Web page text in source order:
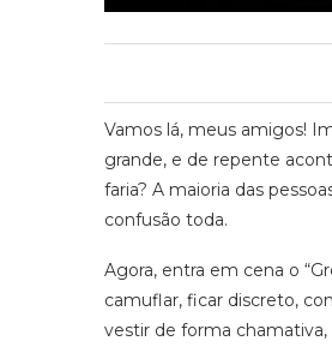
Vamos lá, meus amigos!
grande, e de repente
faria? A maioria das
confusão toda.
Agora, entra em cena o
camuflar, ficar discreto,
vestir de forma